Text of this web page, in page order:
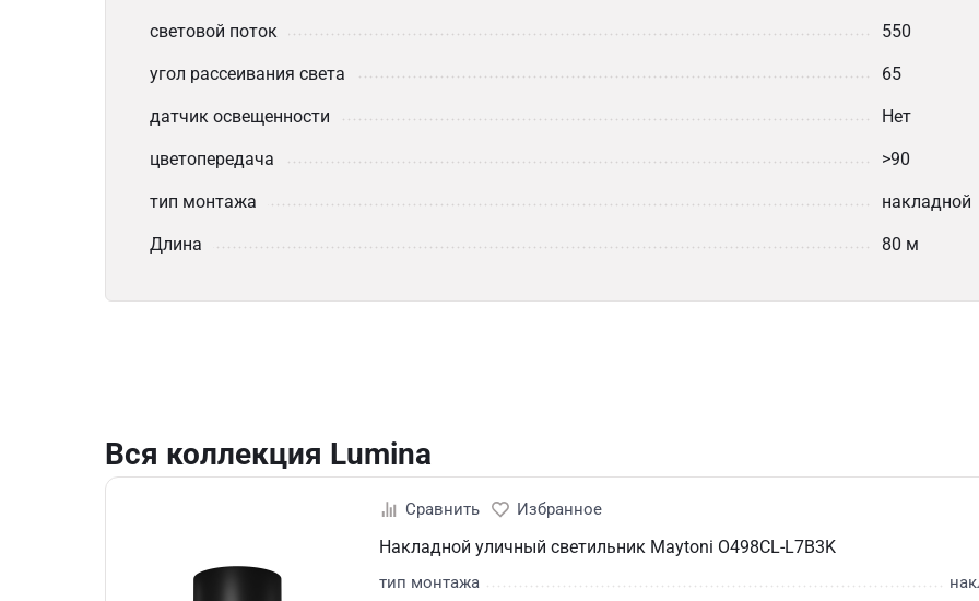
световой поток 550
угол рассеивания света 65
датчик освещенности Нет
цветопередача >90
тип монтажа накладной
Длина 80 м
Вся коллекция Lumina
Накладной уличный светильник Maytoni O498CL-L7B3K
тип монтажа